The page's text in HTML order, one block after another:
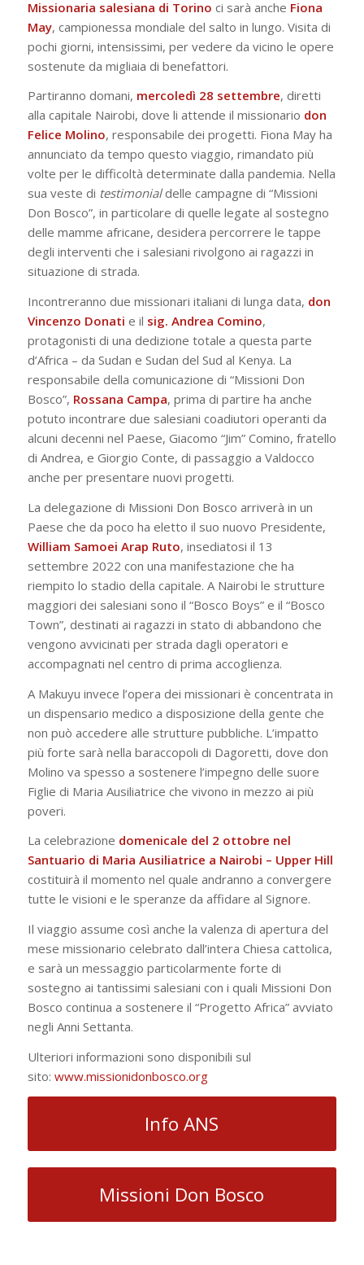
Missionaria salesiana di Torino ci sarà anche Fiona
May, campionessa mondiale del salto in lungo. Visita di
pochi giorni, intensissimi, per vedere da vicino le opere
sostenute da migliaia di benefattori.
Partiranno domani, mercoledì 28 settembre, diretti
alla capitale Nairobi, dove li attende il missionario don
Felice Molino, responsabile dei progetti. Fiona May ha
annunciato da tempo questo viaggio, rimandato più
volte per le difficoltà determinate dalla pandemia. Nella
sua veste di testimonialdelle campagne di “Missioni
Don Bosco”, in particolare di quelle legate al sostegno
delle mamme africane, desidera percorrere le tappe
degli interventi che i salesiani rivolgono ai ragazzi in
situazione di strada.
Incontreranno due missionari italiani di lunga data, don
Vincenzo Donati e il sig. Andrea Comino,
protagonisti di una dedizione totale a questa parte
d’Africa – da Sudan e Sudan del Sud al Kenya. La
responsabile della comunicazione di “Missioni Don
Bosco”, Rossana Campa, prima di partire ha anche
potuto incontrare due salesiani coadiutori operanti da
alcuni decenni nel Paese, Giacomo “Jim” Comino, fratello
di Andrea, e Giorgio Conte, di passaggio a Valdocco
anche per presentare nuovi progetti.
La delegazione di Missioni Don Bosco arriverà in un
Paese che da poco ha eletto il suo nuovo Presidente,
William Samoei Arap Ruto, insediatosi il 13
settembre 2022 con una manifestazione che ha
riempito lo stadio della capitale. A Nairobi le strutture
maggiori dei salesiani sono il “Bosco Boys” e il “Bosco
Town”, destinati ai ragazzi in stato di abbandono che
vengono avvicinati per strada dagli operatori e
accompagnati nel centro di prima accoglienza.
A Makuyu invece l’opera dei missionari è concentrata in
un dispensario medico a disposizione della gente che
non può accedere alle strutture pubbliche. L’impatto
più forte sarà nella baraccopoli di Dagoretti, dove don
Molino va spesso a sostenere l’impegno delle suore
Figlie di Maria Ausiliatrice che vivono in mezzo ai più
poveri.
La celebrazione domenicale del 2 ottobre nel
Santuario di Maria Ausiliatrice a Nairobi – Upper Hill
costituirà il momento nel quale andranno a convergere
tutte le visioni e le speranze da affidare al Signore.
Il viaggio assume così anche la valenza di apertura del
mese missionario celebrato dall’intera Chiesa cattolica,
e sarà un messaggio particolarmente forte di
sostegno ai tantissimi salesiani con i quali Missioni Don
Bosco continua a sostenere il “Progetto Africa” avviato
negli Anni Settanta.
Ulteriori informazioni sono disponibili sul
sito: www.missionidonbosco.org
Info ANS
Missioni Don Bosco